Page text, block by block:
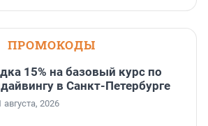
ПРОМОКОДЫ
15% на базовый курс по
в Санкт-Петербурге
августа, 2026